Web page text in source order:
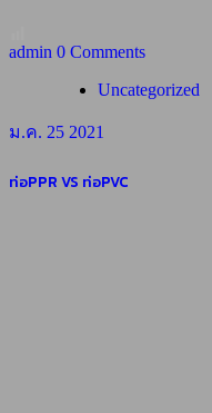
admin 0 Comments
Uncategorized
ม.ค. 25 2021
ท่อPPR VS ท่อPVC